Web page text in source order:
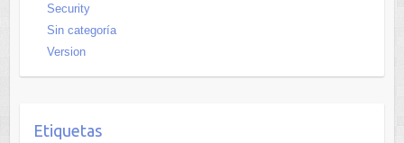
Security
Sin categoría
Version
Etiquetas